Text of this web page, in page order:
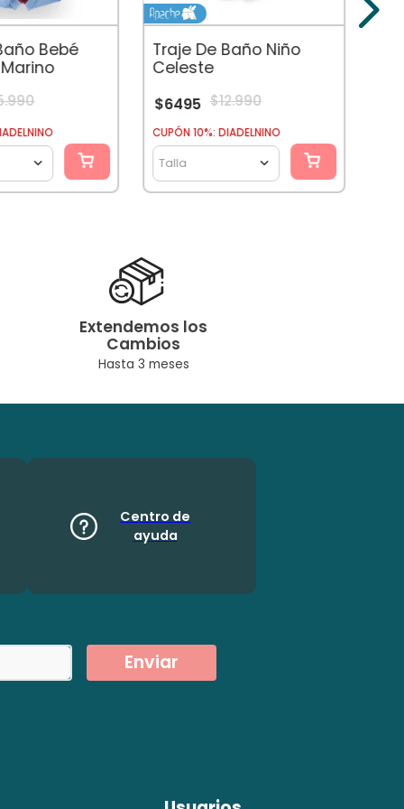
Bebé
.990
Traje De Baño Niño
Celeste
$6495 $12.990
CUPÓN 10%: DIADELNINO
Talla
Extendemos los
Cambios
Hasta 3 meses
Centro de
ayuda
Enviar